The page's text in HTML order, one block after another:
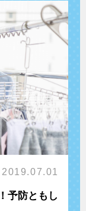
2019.07.01
予防ともし